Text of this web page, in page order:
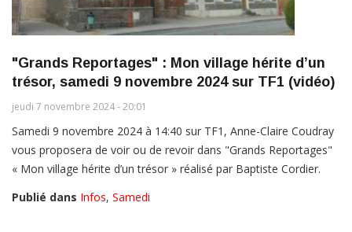
"Grands Reportages" : Mon village hérite d’un
trésor, samedi 9 novembre 2024 sur TF1 (vidéo)
jeudi 7 novembre 2024 - 20:01
Samedi 9 novembre 2024 à 14:40 sur TF1, Anne-Claire Coudray
vous proposera de voir ou de revoir dans "Grands Reportages"
« Mon village hérite d’un trésor » réalisé par Baptiste Cordier.
Publié dans Infos, Samedi